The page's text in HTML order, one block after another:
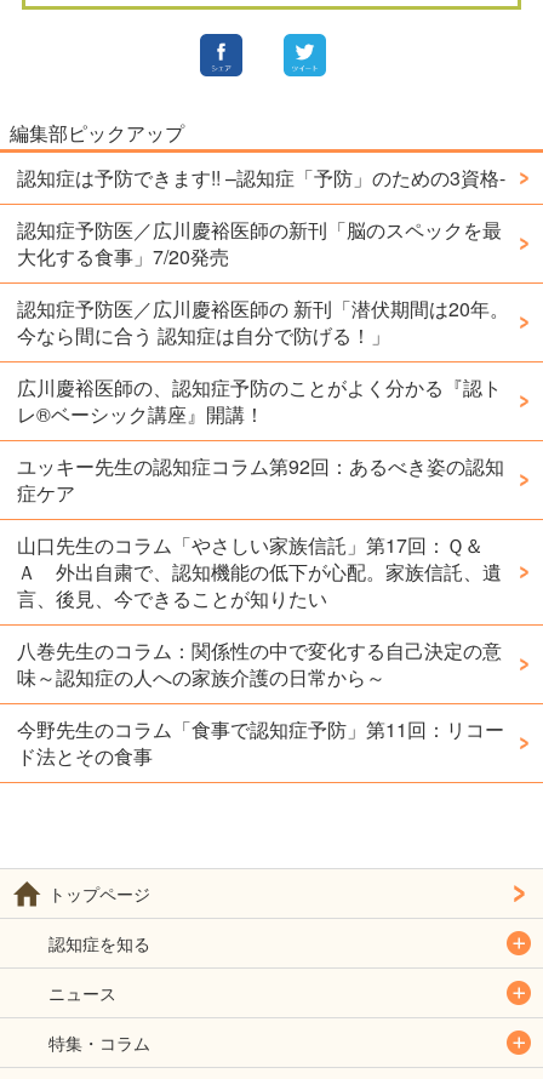
編集部ピックアップ
認知症は予防できます!! –認知症「予防」のための3資格-
認知症予防医／広川慶裕医師の新刊「脳のスペックを最
大化する食事」7/20発売
認知症予防医／広川慶裕医師の 新刊「潜伏期間は20年。
今なら間に合う 認知症は自分で防げる！」
広川慶裕医師の、認知症予防のことがよく分かる『認ト
レ®️ベーシック講座』開講！
ユッキー先生の認知症コラム第92回：あるべき姿の認知
症ケア
山口先生のコラム「やさしい家族信託」第17回：Ｑ＆
Ａ 外出自粛で、認知機能の低下が心配。家族信託、遺
言、後見、今できることが知りたい
八巻先生のコラム：関係性の中で変化する自己決定の意
味～認知症の人への家族介護の日常から～
今野先生のコラム「食事で認知症予防」第11回：リコー
ド法とその食事
トップページ
認知症を知る
ニュース
特集・コラム